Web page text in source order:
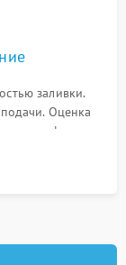
заливки.
Оценка
дефектов